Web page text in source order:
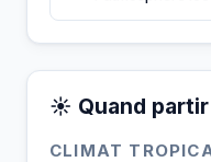
☀️ Quand partir
CLIMAT